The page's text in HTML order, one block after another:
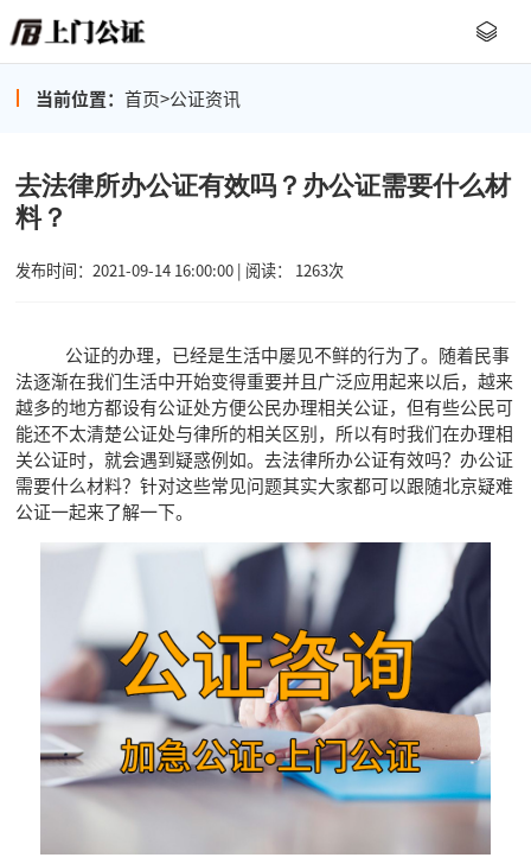
当前位置： 首页>公证资讯
去法律所办公证有效吗？办公证需要什么材
料？
发布时间：2021-09-14 16:00:00 | 阅读： 1263次
公证的办理，已经是生活中屡见不鲜的行为了。随着民事
法逐渐在我们生活中开始变得重要并且广泛应用起来以后，越来
越多的地方都设有公证处方便公民办理相关公证，但有些公民可
能还不太清楚公证处与律所的相关区别，所以有时我们在办理相
关公证时，就会遇到疑惑例如。去法律所办公证有效吗？办公证
需要什么材料？针对这些常见问题其实大家都可以跟随北京疑难
公证一起来了解一下。